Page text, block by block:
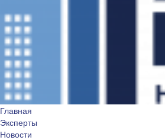
Главная
Эксперты
Новости